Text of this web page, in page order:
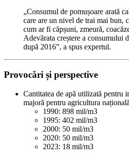
„Consumul de pomușoare arată
care are un nivel de trai mai bun,
cum ar fi căpșuni, zmeură,
Adevărata creștere a consumului
după 2016”, a spus expertul.
Provocări și perspective
Cantitatea de apă utilizată pentru
majoră pentru agricultura
1990: 898 mil/m3
1995: 402 mil/m3
2000: 50 mil/m3
2020: 50 mil/m3
2023: 18 mil/m3